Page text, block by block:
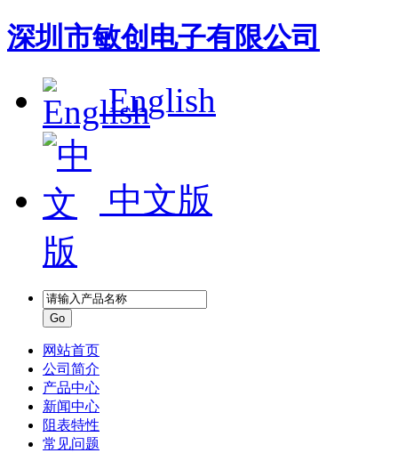
深圳市敏创电子有限公司
English
中文版
网站首页
公司简介
产品中心
新闻中心
阻表特性
常见问题